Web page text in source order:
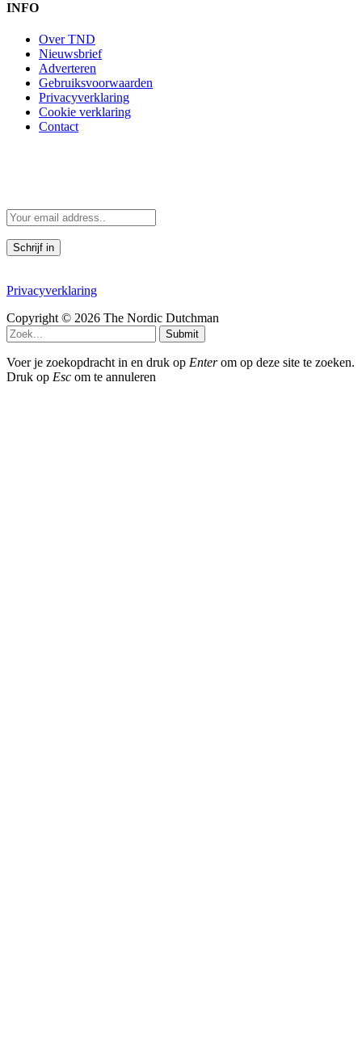
INFO
Over TND
Nieuwsbrief
Adverteren
Gebruiksvoorwaarden
Privacyverklaring
Cookie verklaring
Contact
Privacyverklaring
Copyright © 2026 The Nordic Dutchman
Submit
Voer je zoekopdracht in en druk op Enterom op deze site te zoeken.
Druk op Esc om te annuleren